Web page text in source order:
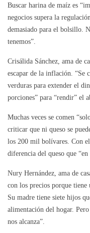
Buscar harina de maíz es
negocios supera la
demasiado para el bolsillo.
tenemos”.
Crisálida Sánchez, ama de
escapar de la inflación. “Se
verduras para extender el
porciones” para “rendir” el
Muchas veces se comen
criticar que ni queso se
los 200 mil bolívares. Con el
diferencia del queso que
Nury Hernández, ama de
con los precios porque
Su madre tiene siete hijos
alimentación del hogar.
nos alcanza”.